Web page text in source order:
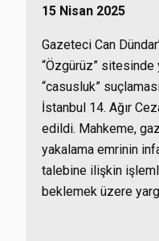
15 Nisan 2025
Gazeteci Can
“Özgürüz” sitesinde
“casusluk”
İstanbul 14. Ağır
edildi. Mahkeme,
yakalama emrinin
talebine ilişkin
beklemek üzere